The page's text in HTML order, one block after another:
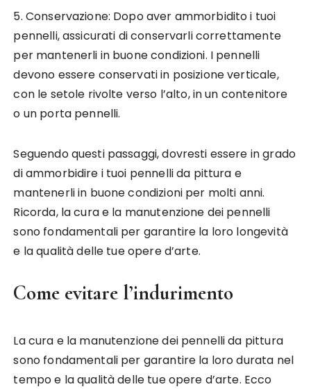
5. Conservazione: Dopo aver ammorbidito i tuoi
pennelli, assicurati di conservarli correttamente
per mantenerli in buone condizioni. I pennelli
devono essere conservati in posizione verticale,
con le setole rivolte verso l’alto, in un contenitore
o un porta pennelli.
Seguendo questi passaggi, dovresti essere in grado
di ammorbidire i tuoi pennelli da pittura e
mantenerli in buone condizioni per molti anni.
Ricorda, la cura e la manutenzione dei pennelli
sono fondamentali per garantire la loro longevità
e la qualità delle tue opere d’arte.
Come evitare l’indurimento
La cura e la manutenzione dei pennelli da pittura
sono fondamentali per garantire la loro durata nel
tempo e la qualità delle tue opere d’arte. Ecco